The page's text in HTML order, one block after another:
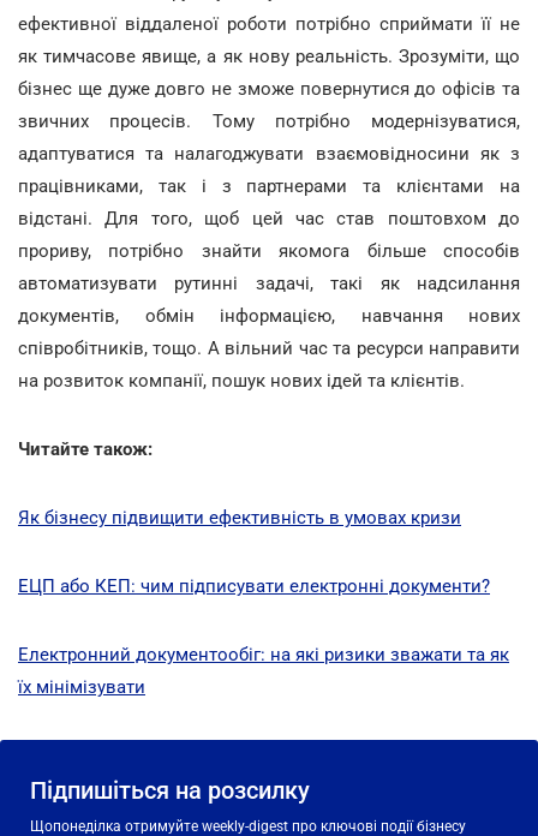
ефективної віддаленої роботи потрібно сприймати її не
як тимчасове явище, а як нову реальність. Зрозуміти, що
бізнес ще дуже довго не зможе повернутися до офісів та
звичних процесів. Тому потрібно модернізуватися,
адаптуватися та налагоджувати взаємовідносини як з
працівниками, так і з партнерами та клієнтами на
відстані. Для того, щоб цей час став поштовхом до
прориву, потрібно знайти якомога більше способів
автоматизувати рутинні задачі, такі як надсилання
документів, обмін інформацією, навчання нових
співробітників, тощо. А вільний час та ресурси направити
на розвиток компанії, пошук нових ідей та клієнтів.
Читайте також:
Як бізнесу підвищити ефективність в умовах кризи
ЕЦП або КЕП: чим підписувати електронні документи?
Електронний документообіг: на які ризики зважати та як
їх мінімізувати
Підпишіться на розсилку
Щопонеділка отримуйте weekly-digest про ключові події бізнесу